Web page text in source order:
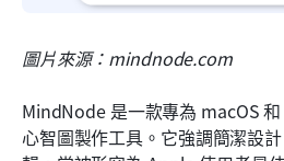
圖片來源：mindnode.com
MindNode 是一款專為 macOS
心智圖製作工具。它強調簡潔設